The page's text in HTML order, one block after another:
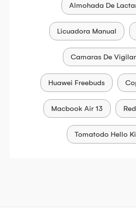
Almohada De
Licuadora Manual
Camaras De
Huawei Freebuds
Macbook Air 13
Tomatodo Hello